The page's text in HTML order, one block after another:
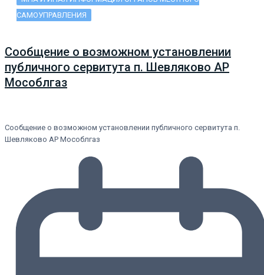
САМОУПРАВЛЕНИЯ
Сообщение о возможном установлении
публичного сервитута п. Шевляково АР
Мособлгаз
Сообщение о возможном установлении публичного сервитута п.
Шевляково АР Мособлгаз